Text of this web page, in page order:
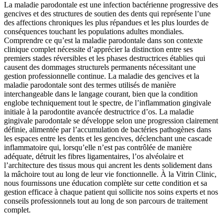
La maladie parodontale est une infection bactérienne progressive des
gencives et des structures de soutien des dents qui représente l’une
des affections chroniques les plus répandues et les plus lourdes de
conséquences touchant les populations adultes mondiales.
Comprendre ce qu’est la maladie parodontale dans son contexte
clinique complet nécessite d’apprécier la distinction entre ses
premiers stades réversibles et les phases destructrices établies qui
causent des dommages structurels permanents nécessitant une
gestion professionnelle continue. La maladie des gencives et la
maladie parodontale sont des termes utilisés de manière
interchangeable dans le langage courant, bien que la condition
englobe techniquement tout le spectre, de l’inflammation gingivale
initiale à la parodontite avancée destructrice d’os. La maladie
gingivale parodontale se développe selon une progression clairement
définie, alimentée par l’accumulation de bactéries pathogènes dans
les espaces entre les dents et les gencives, déclenchant une cascade
inflammatoire qui, lorsqu’elle n’est pas contrôlée de manière
adéquate, détruit les fibres ligamentaires, l’os alvéolaire et
l’architecture des tissus mous qui ancrent les dents solidement dans
la mâchoire tout au long de leur vie fonctionnelle. À la Vitrin Clinic,
nous fournissons une éducation complète sur cette condition et sa
gestion efficace à chaque patient qui sollicite nos soins experts et nos
conseils professionnels tout au long de son parcours de traitement
complet.